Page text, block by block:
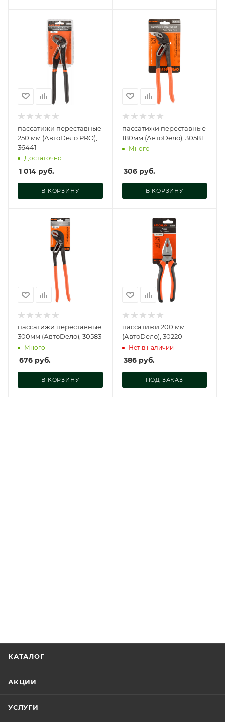
пассатижи переставные
250 мм (АвтоDело PRO),
36441
Достаточно
1 014 руб.
В КОРЗИНУ
пассатижи переставные
180мм (АвтоDело), 30581
Много
306руб.
В КОРЗИНУ
пассатижи переставные
300мм (АвтоDело), 30583
Много
676 руб.
В КОРЗИНУ
пассатижи 200 мм
(АвтоDело), 30220
Нет в наличии
386руб.
ПОД ЗАКАЗ
КАТАЛОГ
АКЦИИ
УСЛУГИ